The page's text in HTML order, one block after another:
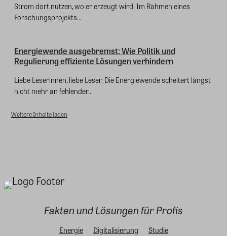
Strom dort nutzen, wo er erzeugt wird: Im Rahmen eines
Forschungsprojekts...
Energiewende ausgebremst: Wie Politik und
Regulierung effiziente Lösungen verhindern
Liebe Leserinnen, liebe Leser. Die Energiewende scheitert längst
nicht mehr an fehlender...
Weitere Inhalte laden
Fakten und Lösungen für Profis
Energie Digitalisierung
Studie